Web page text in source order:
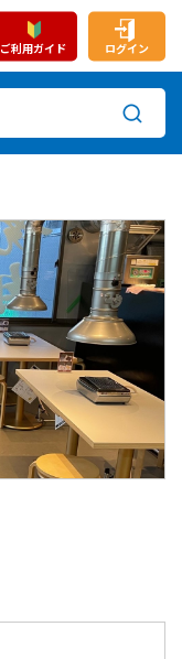
ご利用ガイド ログイン